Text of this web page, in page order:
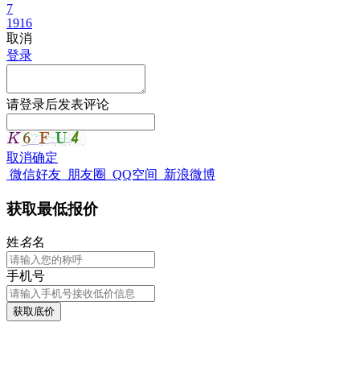
7
1916
取消
登录
请登录后发表评论
取消确定
微信好友 朋友圈 QQ空间 新浪微博
获取最低报价
姓名名
手机号
获取底价